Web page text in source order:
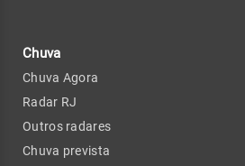
Chuva
Chuva Agora
Radar RJ
Outros radares
Chuva prevista